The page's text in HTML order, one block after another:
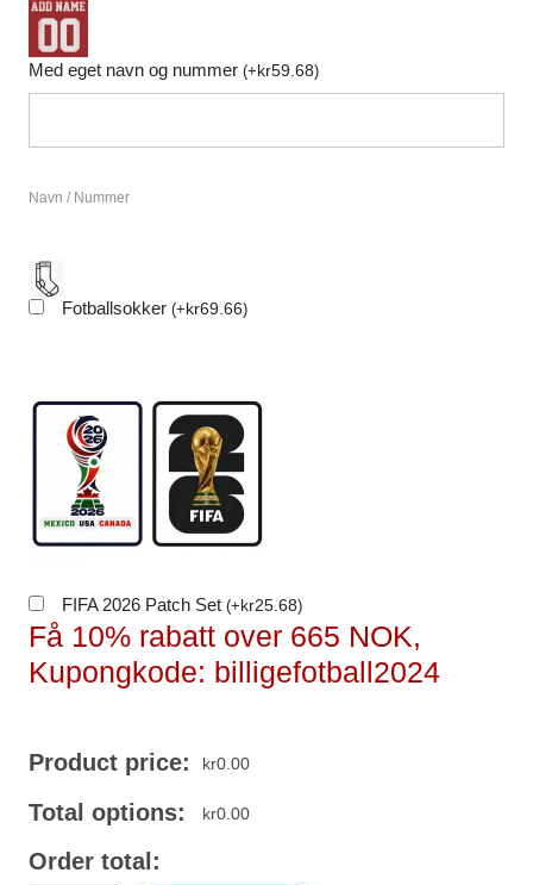
Med eget navn og nummer (+kr59.68)
Navn / Nummer
Fotballsokker (+kr69.66)
FIFA 2026 Patch Set (+kr25.68)
Få 10% rabatt over 665 NOK,
Kupongkode: billigefotball2024
Product price: kr0.00
Total options: kr0.00
Order total: